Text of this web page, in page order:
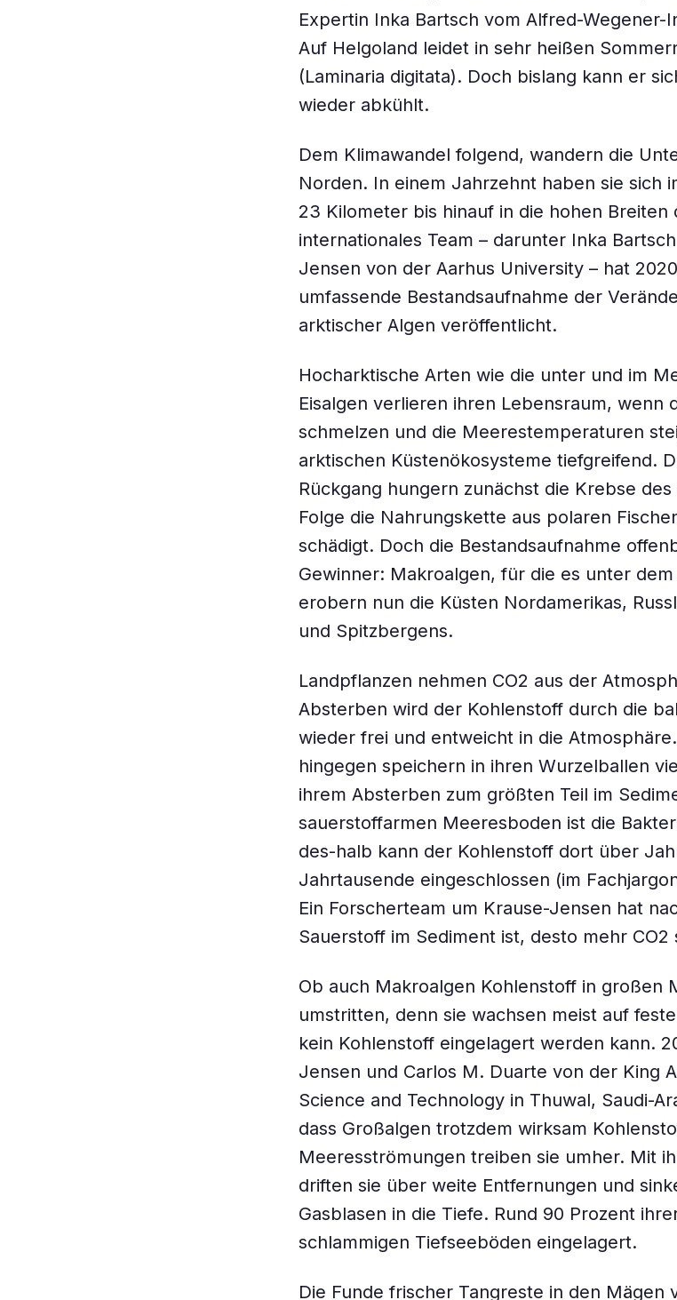
Expertin Inka Bartsch vom Alfred-Wegener-
Auf Helgoland leidet in sehr heißen
(Laminaria digitata). Doch bislang kann er
wieder abkühlt.
Dem Klimawandel folgend, wandern die
Norden. In einem Jahrzehnt haben sie sich
23 Kilometer bis hinauf in die hohen Breiten
internationales Team – darunter Inka
Jensen von der Aarhus University – hat
umfassende Bestandsaufnahme der
arktischer Algen veröffentlicht.
Hocharktische Arten wie die unter und im
Eisalgen verlieren ihren Lebensraum, wenn
schmelzen und die Meerestemperaturen
arktischen Küstenökosysteme tiefgreifend.
Rückgang hungern zunächst die Krebse
Folge die Nahrungskette aus polaren
schädigt. Doch die Bestandsaufnahme
Gewinner: Makroalgen, für die es unter
erobern nun die Küsten Nordamerikas,
und Spitzbergens.
Landpflanzen nehmen CO2 aus der
Absterben wird der Kohlenstoff durch die
wieder frei und entweicht in die
hingegen speichern in ihren Wurzelballen
ihrem Absterben zum größten Teil im
sauerstoffarmen Meeresboden ist die
des-halb kann der Kohlenstoff dort über
Jahrtausende eingeschlossen (im
Ein Forscherteam um Krause-Jensen hat
Sauerstoff im Sediment ist, desto mehr CO2
Ob auch Makroalgen Kohlenstoff in großen
umstritten, denn sie wachsen meist auf
kein Kohlenstoff eingelagert werden kann.
Jensen und Carlos M. Duarte von der King
Science and Technology in Thuwal, Saudi-
dass Großalgen trotzdem wirksam
Meeresströmungen treiben sie umher. Mit
driften sie über weite Entfernungen und
Gasblasen in die Tiefe. Rund 90 Prozent
schlammigen Tiefseeböden eingelagert.
Die Funde frischer Tangreste in den Mägen